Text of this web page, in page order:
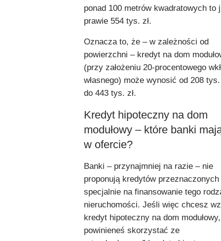
ponad 100 metrów kwadratowych to
prawie 554 tys. zł.
Oznacza to, że – w zależności od
powierzchni – kredyt na dom
(przy założeniu 20-procentowego
własnego) może wynosić od 208 tys.
do 443 tys. zł.
Kredyt hipoteczny na dom
modułowy – które banki
w ofercie?
Banki – przynajmniej na razie – nie
proponują kredytów przeznaczonych
specjalnie na finansowanie tego
nieruchomości. Jeśli więc chcesz
kredyt hipoteczny na dom modułowy,
powinieneś skorzystać ze